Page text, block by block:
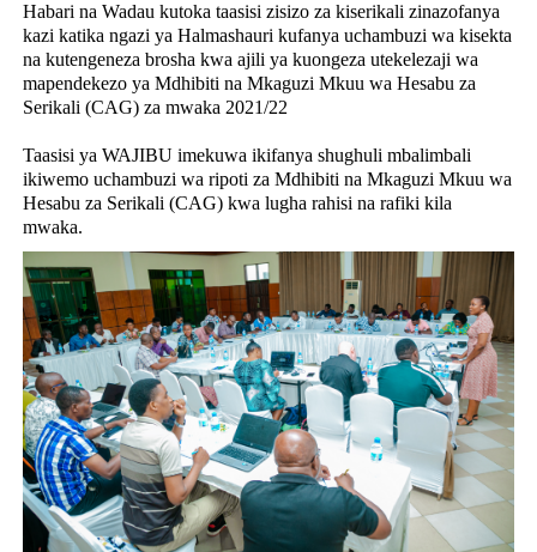
Habari na Wadau kutoka taasisi zisizo za kiserikali zinazofanya
kazi katika ngazi ya Halmashauri kufanya uchambuzi wa kisekta
na kutengeneza brosha kwa ajili ya kuongeza utekelezaji wa
mapendekezo ya Mdhibiti na Mkaguzi Mkuu wa Hesabu za
Serikali (CAG) za mwaka 2021/22
Taasisi ya WAJIBU imekuwa ikifanya shughuli mbalimbali
ikiwemo uchambuzi wa ripoti za Mdhibiti na Mkaguzi Mkuu wa
Hesabu za Serikali (CAG) kwa lugha rahisi na rafiki kila
mwaka.